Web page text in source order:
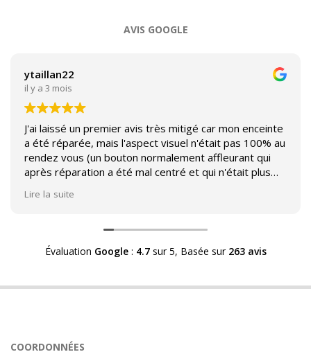
AVIS GOOGLE
ytaillan22
il y a 3 mois
J'ai laissé un premier avis très mitigé car mon enceinte
a été réparée, mais l'aspect visuel n'était pas 100% au
rendez vous (un bouton normalement affleurant qui
après réparation a été mal centré et qui n'était plus
Héritage afin d'échanger sur mon expérience et on
m'a fourni des explications sur le pourquoi cet aspect
visuel.
enceinte n'est plus fabriqué (et donc vendu) et que
Avoir ce genre d'explication est utile et valorisant pour
Lire la suite
Évaluation Google: 4.7sur 5, Basée sur 263 avis
COORDONNÉES